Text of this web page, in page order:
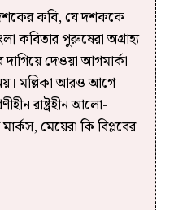
কবি, যে দশককে
কবিতার পুরুষেরা অগ্রাহ্য
দেওয়া আগমার্কা
নয়। মল্লিকা আরও আগে
রাষ্ট্রহীন আলো-
মেয়েরা কি বিপ্লবের